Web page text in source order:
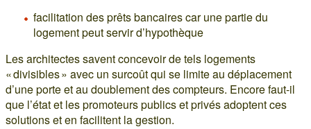
facilitation des prêts bancaires car une partie du
logement peut servir d’hypothèque
Les architectes savent concevoir de tels logements
« divisibles » avec un surcoût qui se limite au déplacement
d’une porte et au doublement des compteurs. Encore faut-il
que l’état et les promoteurs publics et privés adoptent ces
solutions et en facilitent la gestion.